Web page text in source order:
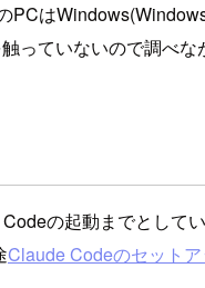
はWindows(Windows
っていないので調べな
の起動までとしてい
Claude Codeのセット